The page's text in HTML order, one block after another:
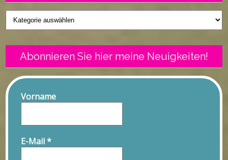
Geschriebenes
Abonnieren Sie hier meine Neuigkeiten!
Vorname
E-Mail*